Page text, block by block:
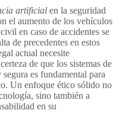
artificial en la seguridad
el aumento de los vehículos
en caso de accidentes se
de precedentes en estos
actual necesite
de que los sistemas de
es fundamental para
Un enfoque ético sólido no
sino también a
en su